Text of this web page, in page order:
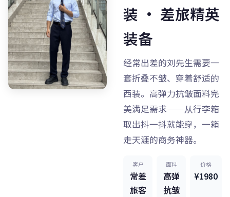
装 · 差旅精英
装备
经常出差的刘先生需要一
套折叠不皱、穿着舒适的
西装。高弹力抗皱面料完
美满足需求——从行李箱
取出抖一抖就能穿，一箱
走天涯的商务神器。
客户
常差
旅客
面料
高弹
抗皱
价格
¥1980